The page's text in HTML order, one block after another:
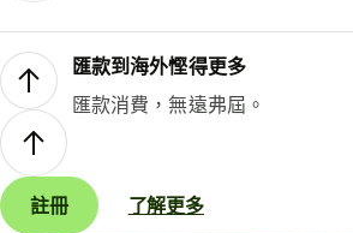
匯款到海外慳得更多
匯款消費，無遠弗屆。
註冊 了解更多